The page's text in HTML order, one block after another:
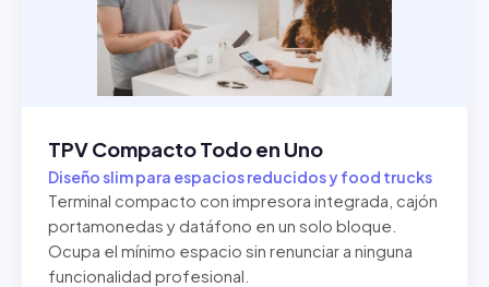
TPV Compacto Todo en Uno
Diseño slim para espacios reducidos y food trucks
Terminal compacto con impresora integrada, cajón
portamonedas y datáfono en un solo bloque.
Ocupa el mínimo espacio sin renunciar a ninguna
funcionalidad profesional.